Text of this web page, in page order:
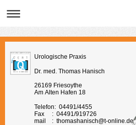
Urologische Praxis
Dr. med. Thomas Hanisch
26169 Friesoythe
Am Alten Hafen 18
Telefon: 04491/4455
Fax : 04491/919726
mail : thomashanisch@t-online.de